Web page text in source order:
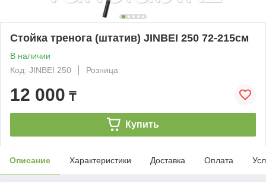
Стойка тренога (штатив) JINBEI 250 72-215см
В наличии
Код: JINBEI 250
Розница
12 000 ₸
Купить
Описание Характеристики Доставка Оплата